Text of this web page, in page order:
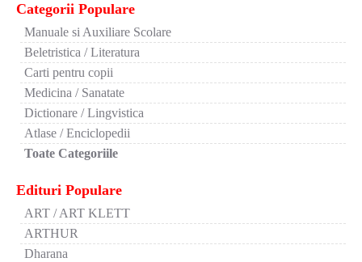
Categorii Populare
Manuale si Auxiliare Scolare
Beletristica / Literatura
Carti pentru copii
Medicina / Sanatate
Dictionare / Lingvistica
Atlase / Enciclopedii
Toate Categoriile
Edituri Populare
ART / ART KLETT
ARTHUR
Dharana